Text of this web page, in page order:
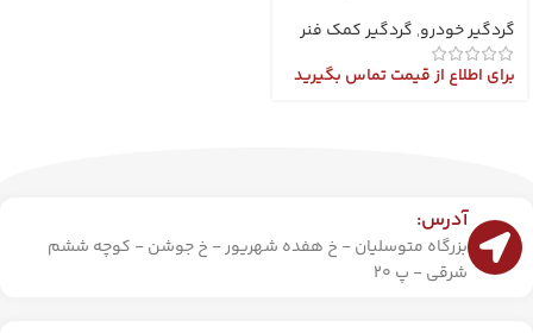
گردگیر خودرو, گردگیر کمک فنر
برای اطلاع از قیمت تماس بگیرید
آدرس:
بزرگاه متوسلیان - خ هفده شهریور - خ جوشن - کوچه ششم
شرقی - پ 20